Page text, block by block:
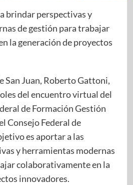
brindar perspectivas y
de gestión para trabajar
la generación de proyectos
San Juan, Roberto Gattoni,
del encuentro virtual del
de Formación Gestión
Consejo Federal de
es aportar a las
y herramientas modernas
colaborativamente en la
innovadores.